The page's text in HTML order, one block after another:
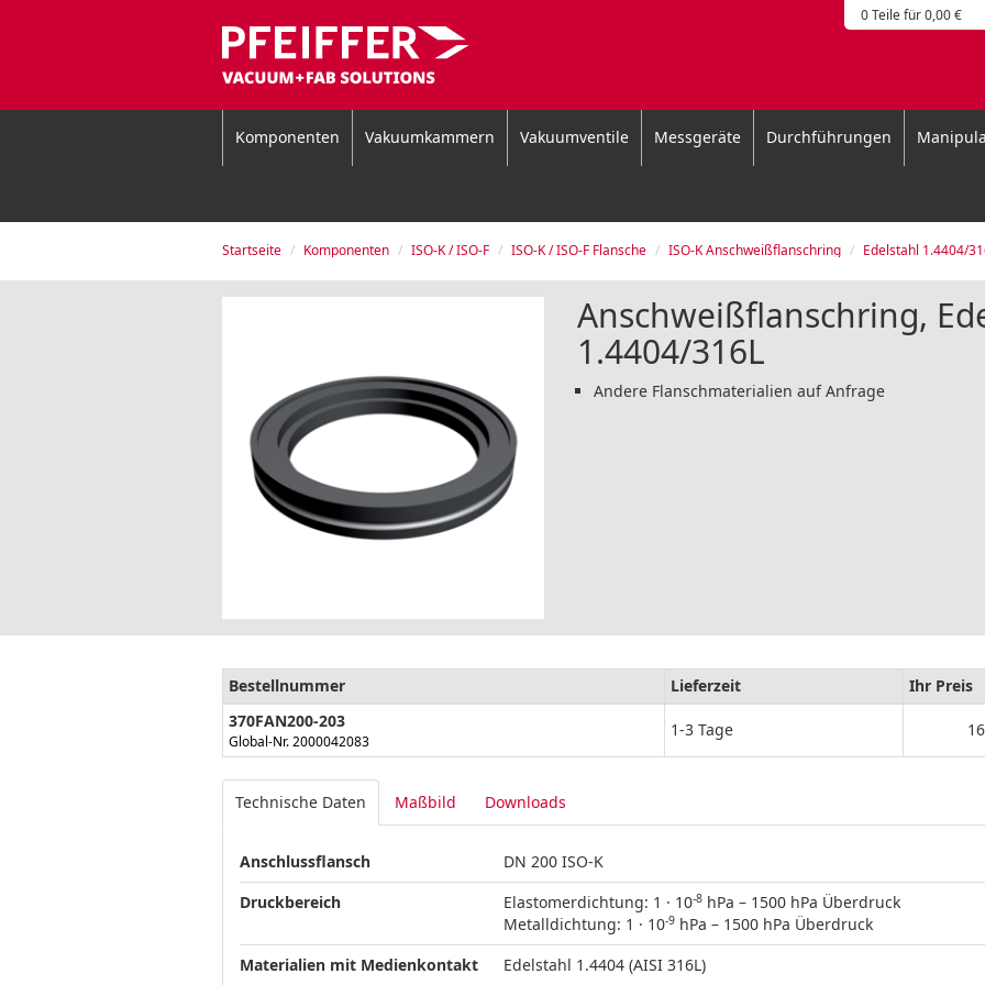
0 Teile für 0,00 €
Komponenten Vakuumkammern Vakuumventile Messgeräte Durchführungen
Startseite Komponenten ISO-K / ISO-F ISO-K / ISO-F Flansche ISO-K Anschweißflanschring Edelstahl 1.4404/
Anschweißflanschring,
1.4404/316L
Andere Flanschmaterialien auf Anfrage
Bestellnummer Lieferzeit Ihr Preis
370FAN200-203
Global-Nr. 2000042083
1-3 Tage
Technische Daten Maßbild Downloads
Anschlussflansch
DN 200 ISO-K
Druckbereich
Elastomerdichtung: 1 · 10-8 hPa – 1500 hPa Überdruck
Metalldichtung: 1 · 10-9 hPa – 1500 hPa Überdruck
Materialien mit Medienkontakt
Edelstahl 1.4404 (AISI 316L)